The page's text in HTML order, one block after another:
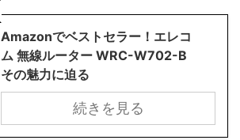
Amazonでベストセラー！エレコ
ム 無線ルーター WRC-W702-B
その魅力に迫る
続きを見る